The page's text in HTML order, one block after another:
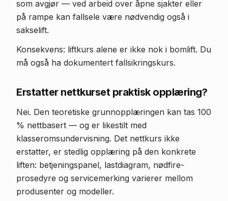
som avgjør — ved arbeid over åpne sjakter eller
på rampe kan fallsele være nødvendig også i
sakselift.
Konsekvens: liftkurs alene er ikke nok i bomlift. Du
må også ha dokumentert fallsikringskurs.
Erstatter nettkurset praktisk opplæring?
Nei. Den teoretiske grunnopplæringen kan tas 100
% nettbasert — og er likestilt med
klasseromsundervisning. Det nettkurs ikke
erstatter, er stedlig opplæring på den konkrete
liften: betjeningspanel, lastdiagram, nødfire-
prosedyre og servicemerking varierer mellom
produsenter og modeller.